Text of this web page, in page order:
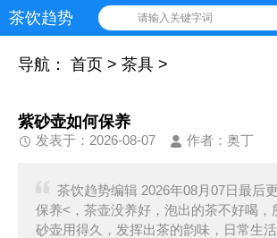
茶饮趋势 请输入关键字词
导航： 首页 > 茶具 >
紫砂壶如何保养
发表于：2026-08-07 作者：奥丁
茶饮趋势编辑 2026年08月07日最后
保养<，茶壶没养好，泡出的茶不好喝，
砂壶用得久，发挥出茶的韵味，日常生